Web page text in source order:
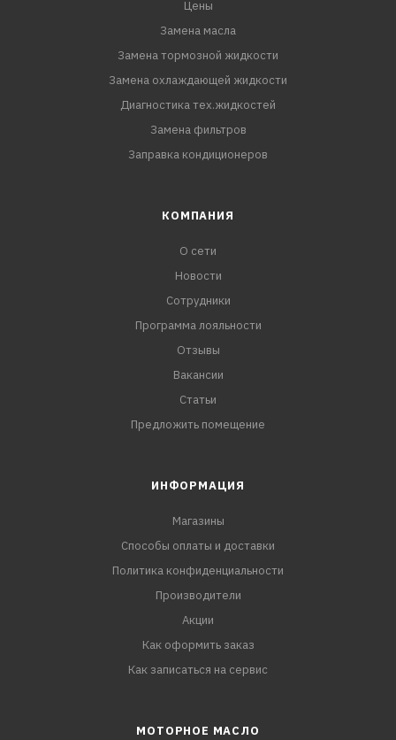
Цены
Замена масла
Замена тормозной жидкости
Замена охлаждающей жидкости
Диагностика тех.жидкостей
Замена фильтров
Заправка кондиционеров
КОМПАНИЯ
О сети
Новости
Сотрудники
Программа лояльности
Отзывы
Вакансии
Статьи
Предложить помещение
ИНФОРМАЦИЯ
Магазины
Способы оплаты и доставки
Политика конфиденциальности
Производители
Акции
Как оформить заказ
Как записаться на сервис
МОТОРНОЕ МАСЛО